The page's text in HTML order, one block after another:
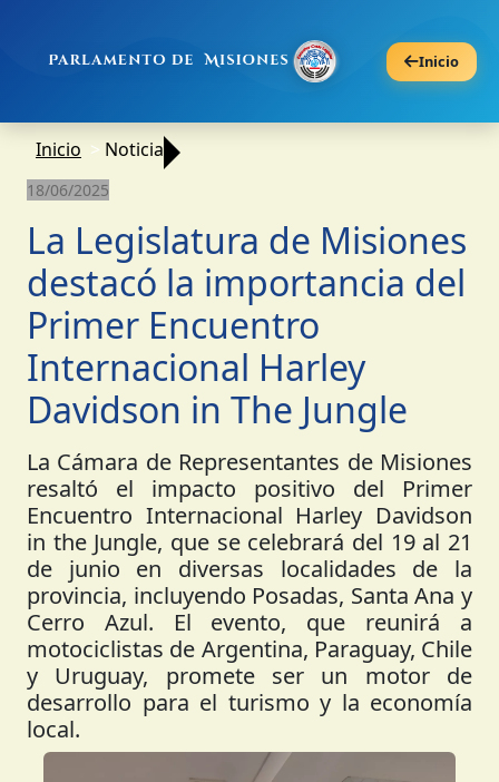
Inicio
Inicio Noticia
18/06/2025
La Legislatura de Misiones
destacó la importancia del
Primer Encuentro
Internacional Harley
Davidson in The Jungle
La Cámara de Representantes de Misiones
resaltó el impacto positivo del Primer
Encuentro Internacional Harley Davidson
in the Jungle, que se celebrará del 19 al 21
de junio en diversas localidades de la
provincia, incluyendo Posadas, Santa Ana y
Cerro Azul. El evento, que reunirá a
motociclistas de Argentina, Paraguay, Chile
y Uruguay, promete ser un motor de
desarrollo para el turismo y la economía
local.